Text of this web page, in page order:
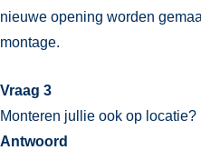
nieuwe opening worden
montage.
Vraag 3
Monteren jullie ook op locatie?
Antwoord